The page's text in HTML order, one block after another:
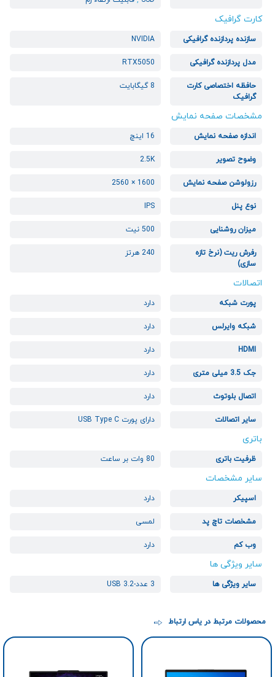
کارت گرافیک
سازنده پردازنده گرافیکی NVIDIA
مدل پردازنده گرافیکی RTX5050
حافظه اختصاصی کارت
گرافیک
8 گیگابایت
مشخصات صفحه نمایش
اندازه صفحه نمایش 16 اینچ
وضوح تصویر 2.5K
رزولوشن صفحه نمایش 1600 × 2560
نوع پنل IPS
میزان روشنایی 500 نیت
رفرش ریت (نرخ تازه
سازی)
240 هرتز
اتصالات
پورت شبکه دارد
شبکه وایرلس دارد
HDMI دارد
جک 3.5 میلی متری دارد
اتصال بلوتوث دارد
سایر اتصالات دارای پورت USB Type C
باتری
ظرفیت باتری 80 وات بر ساعت
سایر مشخصات
اسپیکر دارد
مشخصات تاچ پد لمسی
وب کم دارد
سایر ویژگی ها
سایر ویژگی ها 3 عدد-USB 3.2
محصولات مرتبط در یاس ارتباط